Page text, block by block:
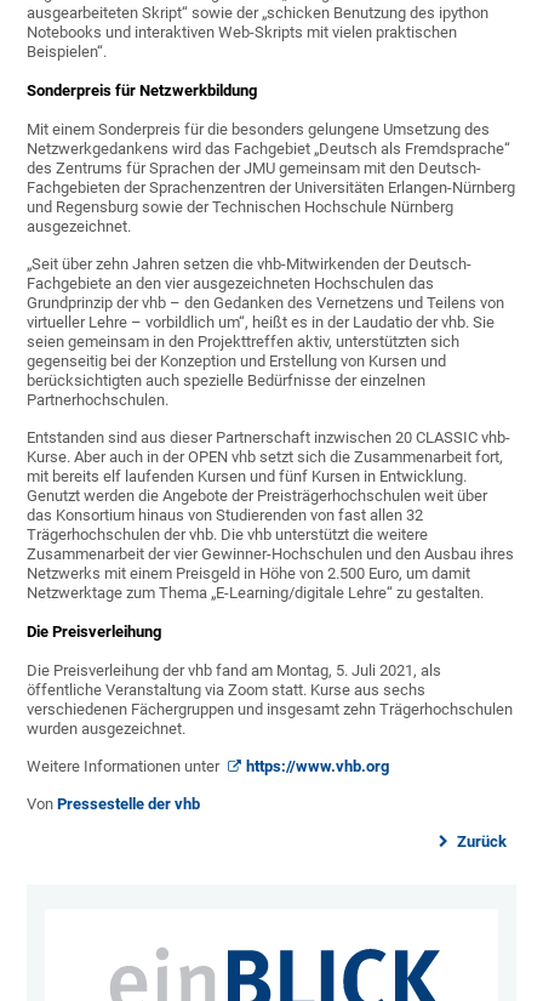
ausgearbeiteten Skript“ sowie der „schicken Benutzung des ipython
Notebooks und interaktiven Web-Skripts mit vielen praktischen
Beispielen“.
Sonderpreis für Netzwerkbildung
Mit einem Sonderpreis für die besonders gelungene Umsetzung des
Netzwerkgedankens wird das Fachgebiet „Deutsch als Fremdsprache“
des Zentrums für Sprachen der JMU gemeinsam mit den Deutsch-
Fachgebieten der Sprachenzentren der Universitäten Erlangen-Nürnberg
und Regensburg sowie der Technischen Hochschule Nürnberg
ausgezeichnet.
„Seit über zehn Jahren setzen die vhb-Mitwirkenden der Deutsch-
Fachgebiete an den vier ausgezeichneten Hochschulen das
Grundprinzip der vhb – den Gedanken des Vernetzens und Teilens von
virtueller Lehre – vorbildlich um“, heißt es in der Laudatio der vhb. Sie
seien gemeinsam in den Projekttreffen aktiv, unterstützten sich
gegenseitig bei der Konzeption und Erstellung von Kursen und
berücksichtigten auch spezielle Bedürfnisse der einzelnen
Partnerhochschulen.
Entstanden sind aus dieser Partnerschaft inzwischen 20 CLASSIC vhb-
Kurse. Aber auch in der OPEN vhb setzt sich die Zusammenarbeit fort,
mit bereits elf laufenden Kursen und fünf Kursen in Entwicklung.
Genutzt werden die Angebote der Preisträgerhochschulen weit über
das Konsortium hinaus von Studierenden von fast allen 32
Trägerhochschulen der vhb. Die vhb unterstützt die weitere
Zusammenarbeit der vier Gewinner-Hochschulen und den Ausbau ihres
Netzwerks mit einem Preisgeld in Höhe von 2.500 Euro, um damit
Netzwerktage zum Thema „E-Learning/digitale Lehre“ zu gestalten.
Die Preisverleihung
Die Preisverleihung der vhb fand am Montag, 5. Juli 2021, als
öffentliche Veranstaltung via Zoom statt. Kurse aus sechs
verschiedenen Fächergruppen und insgesamt zehn Trägerhochschulen
wurden ausgezeichnet.
Weitere Informationen unter https://www.vhb.org
VonPressestelle der vhb
Zurück